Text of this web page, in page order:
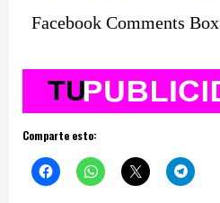
Facebook Comments Box
Comparte esto: